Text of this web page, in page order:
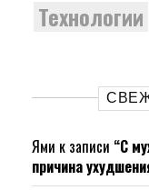
Технологии
Ями к записи “С
причина